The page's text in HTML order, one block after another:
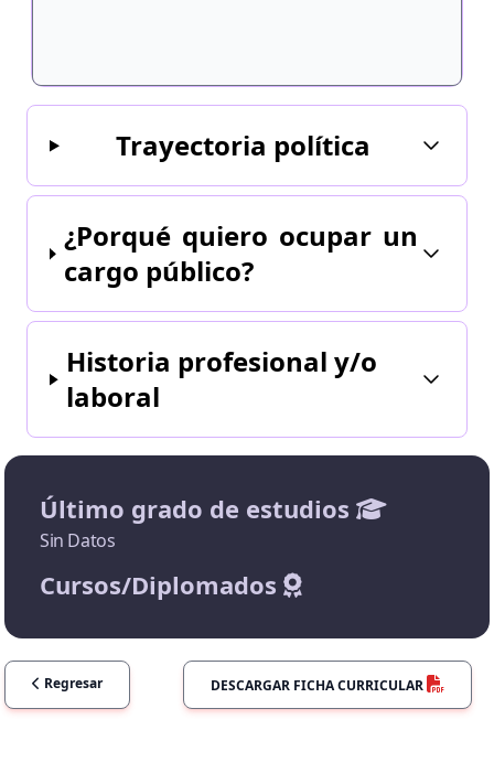
Trayectoria política
¿Porqué quiero ocupar un
cargo público?
Historia profesional y/o
laboral
Último grado de estudios
Sin Datos
Cursos/Diplomados
Regresar DESCARGAR FICHA CURRICULAR